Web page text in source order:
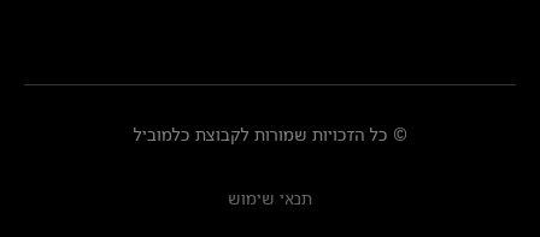
© כל הזכויות שמורות לקבוצת כלמוביל
תנאי שימוש